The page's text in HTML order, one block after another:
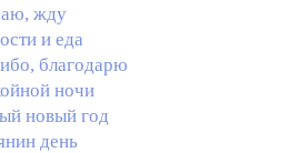
жду
и еда
благодарю
ночи
новый год
день